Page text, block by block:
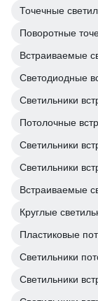
Поворотные
Встраиваемые
Светодиодные
Светильники
Потолочные
Светильники
Светильники
Встраиваемые
Круглые
Пластиковые
Светильники
Светильники